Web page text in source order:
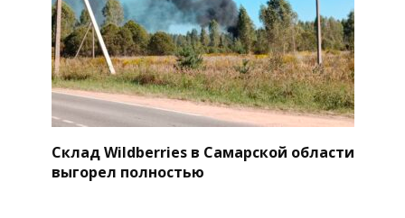
Склад Wildberries в Самарской области
выгорел полностью